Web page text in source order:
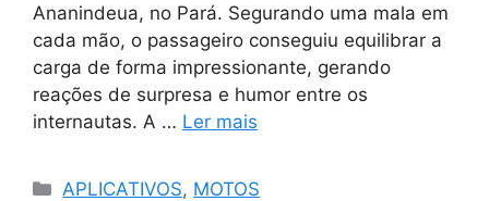
Ananindeua, no Pará. Segurando uma mala em
cada mão, o passageiro conseguiu equilibrar a
carga de forma impressionante, gerando
reações de surpresa e humor entre os
internautas. A … Ler mais
Categorias
APLICATIVOS, MOTOS